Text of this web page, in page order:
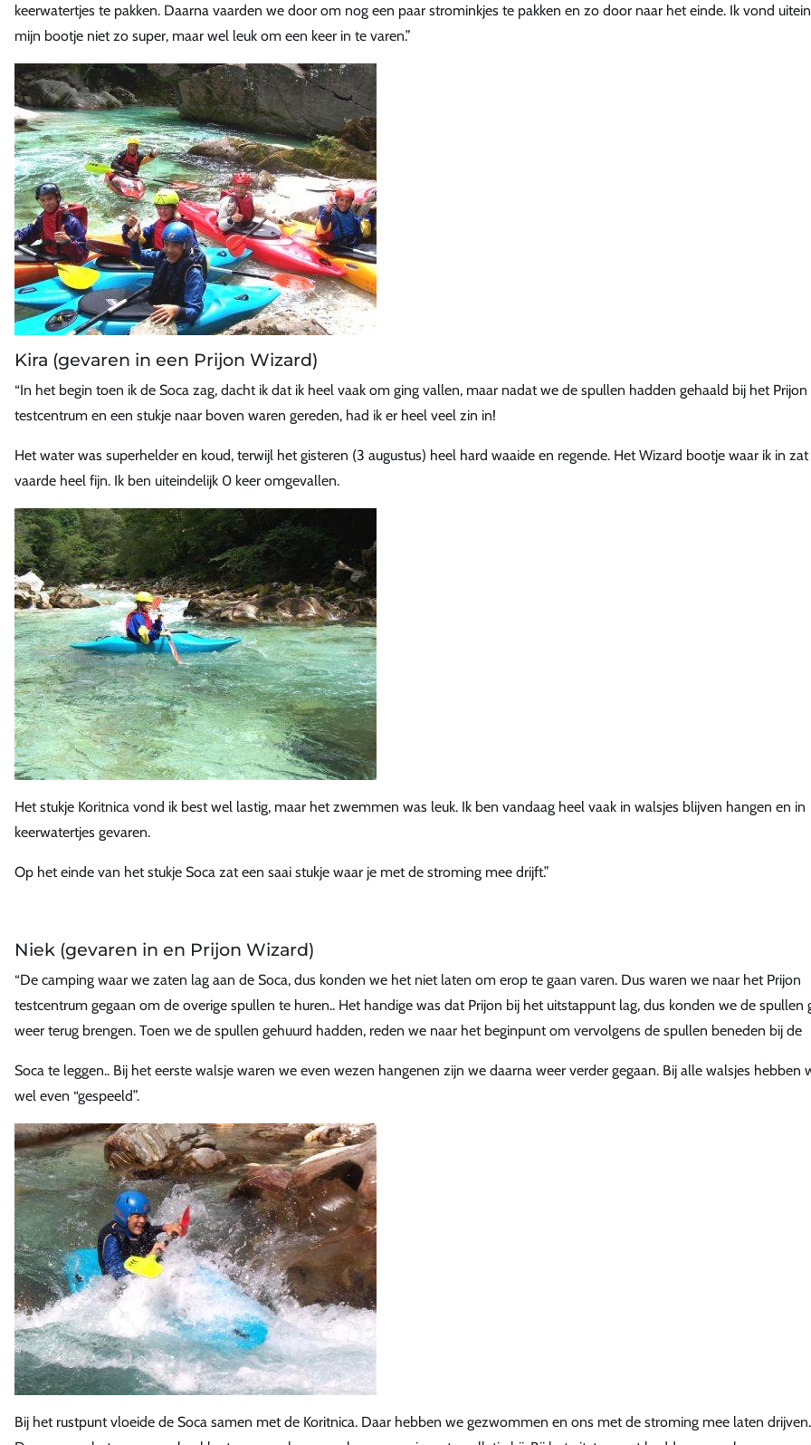
keerwatertjes te pakken. Daarna vaarden we door om nog een paar strominkjes te pakken en zo door naar het einde. Ik vond
mijn bootje niet zo super, maar wel leuk om een keer in te varen.”
Kira (gevaren in een Prijon Wizard)
“In het begin toen ik de Soca zag, dacht ik dat ik heel vaak om ging vallen, maar nadat we de spullen hadden gehaald bij het Prijon
testcentrum en een stukje naar boven waren gereden, had ik er heel veel zin in!
Het water was superhelder en koud, terwijl het gisteren (3 augustus) heel hard waaide en regende. Het Wizard bootje waar ik in zat
vaarde heel fijn. Ik ben uiteindelijk 0 keer omgevallen.
Het stukje Koritnica vond ik best wel lastig, maar het zwemmen was leuk. Ik ben vandaag heel vaak in walsjes blijven hangen en in
keerwatertjes gevaren.
Op het einde van het stukje Soca zat een saai stukje waar je met de stroming mee drijft.”
Niek (gevaren in en Prijon Wizard)
“De camping waar we zaten lag aan de Soca, dus konden we het niet laten om erop te gaan varen. Dus waren we naar het Prijon
testcentrum gegaan om de overige spullen te huren.. Het handige was dat Prijon bij het uitstappunt lag, dus konden we de spullen
weer terug brengen. Toen we de spullen gehuurd hadden, reden we naar het beginpunt om vervolgens de spullen beneden bij de
Soca te leggen.. Bij het eerste walsje waren we even wezen hangenen zijn we daarna weer verder gegaan. Bij alle walsjes hebben
wel even “gespeeld”.
Bij het rustpunt vloeide de Soca samen met de Koritnica. Daar hebben we gezwommen en ons met de stroming mee laten drijven.